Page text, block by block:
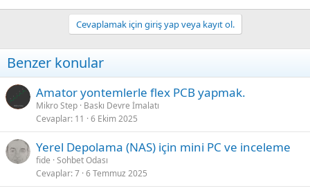
Cevaplamak için giriş yap veya kayıt ol.
Benzer konular
Amator yontemlerle flex PCB yapmak.
Mikro Step Baskı Devre İmalatı
Cevaplar 11 6 Ekim 2025
Yerel Depolama (NAS) için mini PC ve inceleme
fide Sohbet Odası
Cevaplar 7 6 Temmuz 2025